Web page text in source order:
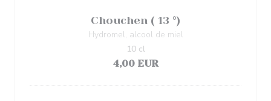
Chouchen ( 13 °)
Hydromel, alcool de miel
4,00 EUR
10 cl